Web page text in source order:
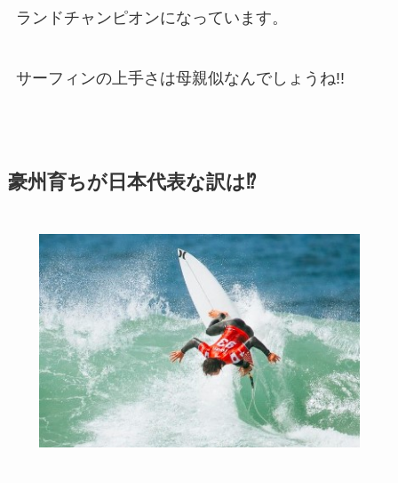
ランドチャンピオンになっています。
サーフィンの上手さは母親似なんでしょうね!!
豪州育ちが日本代表な訳は⁉